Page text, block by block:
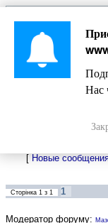
Главная
Новости
Довідкова
Фото
Оголошення
Видео
Жизнь
[ Новые
Сторінка 1 з 1 1
Модератор форуму:
Нас